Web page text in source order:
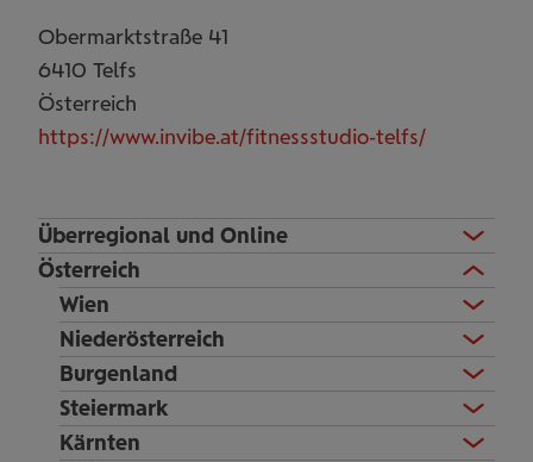
Überregional und Online
Österreich
Wien
Niederösterreich
Burgenland
Steiermark
Kärnten
Obermarktstraße 41
6410 Telfs
Österreich
https://www.invibe.at/fitnessstudio-telfs/